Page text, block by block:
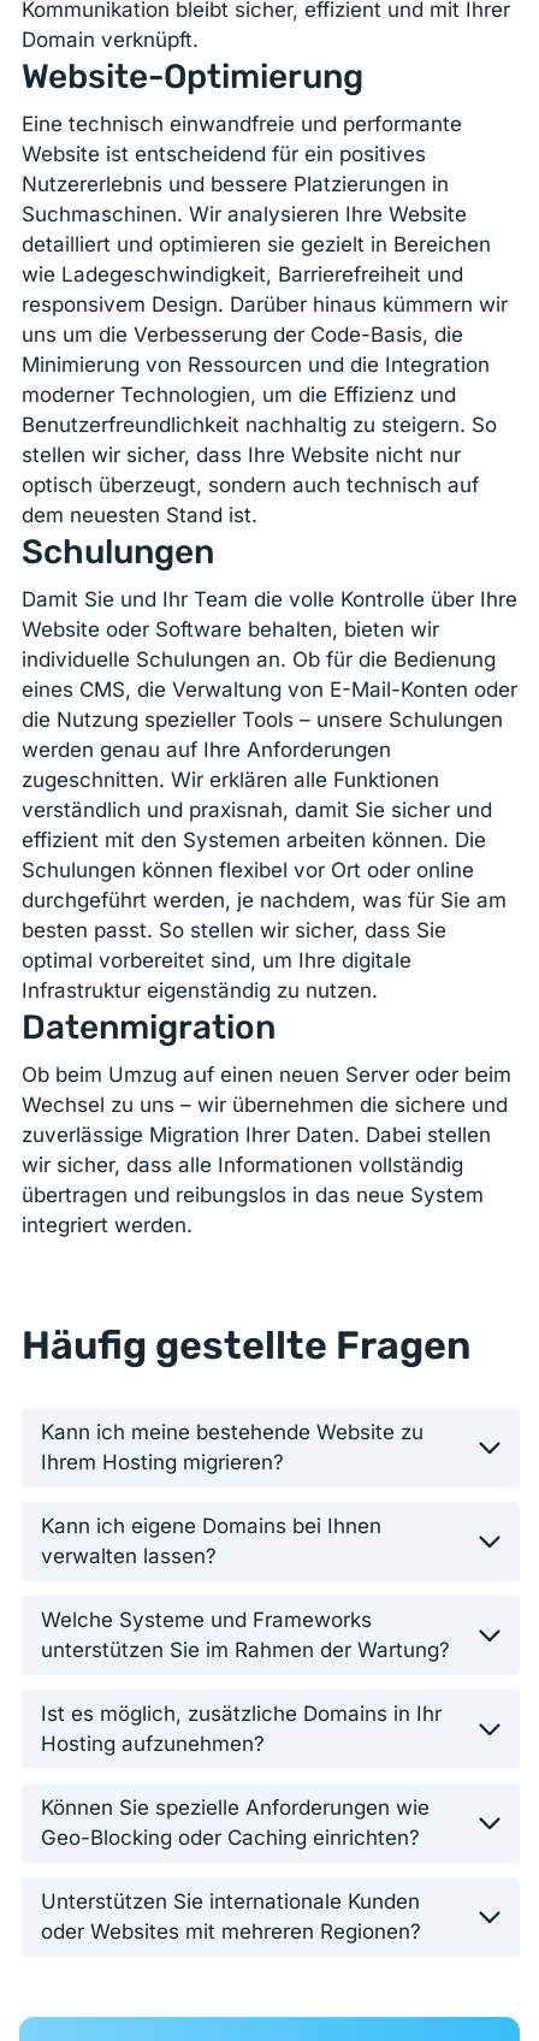
Kommunikation bleibt sicher, effizient und mit Ihrer
Domain verknüpft.
Website-Optimierung
Eine technisch einwandfreie und performante
Website ist entscheidend für ein positives
Nutzererlebnis und bessere Platzierungen in
Suchmaschinen. Wir analysieren Ihre Website
detailliert und optimieren sie gezielt in Bereichen
wie Ladegeschwindigkeit, Barrierefreiheit und
responsivem Design. Darüber hinaus kümmern wir
uns um die Verbesserung der Code-Basis, die
Minimierung von Ressourcen und die Integration
moderner Technologien, um die Effizienz und
Benutzerfreundlichkeit nachhaltig zu steigern. So
stellen wir sicher, dass Ihre Website nicht nur
optisch überzeugt, sondern auch technisch auf
dem neuesten Stand ist.
Schulungen
Damit Sie und Ihr Team die volle Kontrolle über Ihre
Website oder Software behalten, bieten wir
individuelle Schulungen an. Ob für die Bedienung
eines CMS, die Verwaltung von E-Mail-Konten oder
die Nutzung spezieller Tools – unsere Schulungen
werden genau auf Ihre Anforderungen
zugeschnitten. Wir erklären alle Funktionen
verständlich und praxisnah, damit Sie sicher und
effizient mit den Systemen arbeiten können. Die
Schulungen können flexibel vor Ort oder online
durchgeführt werden, je nachdem, was für Sie am
besten passt. So stellen wir sicher, dass Sie
optimal vorbereitet sind, um Ihre digitale
Infrastruktur eigenständig zu nutzen.
Datenmigration
Ob beim Umzug auf einen neuen Server oder beim
Wechsel zu uns – wir übernehmen die sichere und
zuverlässige Migration Ihrer Daten. Dabei stellen
wir sicher, dass alle Informationen vollständig
übertragen und reibungslos in das neue System
integriert werden.
Häufig gestellte Fragen
Kann ich meine bestehende Website zu
Ihrem Hosting migrieren?
Kann ich eigene Domains bei Ihnen
verwalten lassen?
Welche Systeme und Frameworks
unterstützen Sie im Rahmen der Wartung?
Ist es möglich, zusätzliche Domains in Ihr
Hosting aufzunehmen?
Können Sie spezielle Anforderungen wie
Geo-Blocking oder Caching einrichten?
Unterstützen Sie internationale Kunden
oder Websites mit mehreren Regionen?